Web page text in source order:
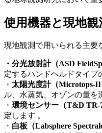
使用機器と現地観
現地観測で用いられる主要
・分光放射計（ASD
定するハンドヘルドタイプ
・ 太陽光度計（Microtops-II
ル、水蒸気、オゾンの量を
・ 環境センサー（T&D TR-
定します 。
・ 白板（Labsphere